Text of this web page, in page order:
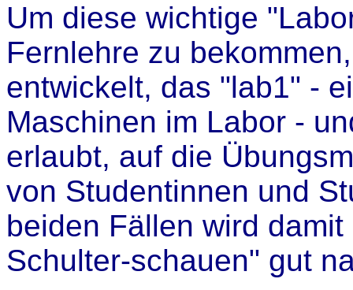
Um diese wichtige
Fernlehre zu
entwickelt, das "lab1" -
Maschinen im Labor -
erlaubt, auf die
von Studentinnen und
beiden Fällen wird
Schulter-schauen" gut